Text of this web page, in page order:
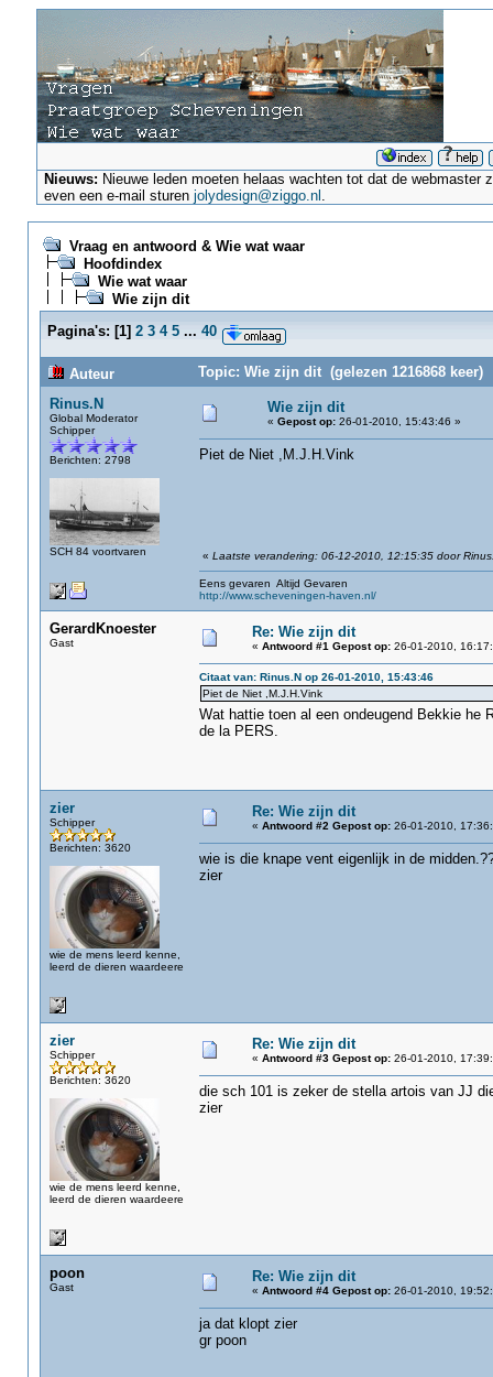
Nieuws: Nieuwe leden moeten helaas wachten tot dat de
even een e-mail sturenjolydesign@ziggo.nl .
Vraag en antwoord & Wie wat waar
Hoofdindex
Wie wat waar
Wie zijn dit
Pagina's: [1] 2 3 4 5 ... 40
Auteur
Topic: Wie zijn dit (gelezen 1216868 keer)
Rinus.N
Global Moderator
Schipper
Berichten: 2798
SCH 84 voortvaren
Wie zijn dit
« Gepost op:26-01-2010, 15:43:46 »
Piet de Niet ,M.J.H.Vink
« Laatste verandering: 06-12-2010, 12:15:35 door
Eens gevaren Altijd Gevaren
http://www.scheveningen-haven.nl/
GerardKnoester
Gast
Re: Wie zijn dit
« Antwoord #1 Gepost op:26-01-2010,
Citaat van: Rinus.N op 26-01-2010, 15:43:46
Piet de Niet ,M.J.H.Vink
Wat hattie toen al een ondeugend Bekkie he
de la PERS.
zier
Schipper
Berichten: 3620
wie de mens leerd kenne,
leerd de dieren waardeere
Re: Wie zijn dit
« Antwoord #2 Gepost op:26-01-2010,
wie is die knape vent eigenlijk in de
zier
zier
Schipper
Berichten: 3620
wie de mens leerd kenne,
leerd de dieren waardeere
Re: Wie zijn dit
« Antwoord #3 Gepost op:26-01-2010,
die sch 101 is zeker de stella artois van JJ
zier
poon
Gast
Re: Wie zijn dit
« Antwoord #4 Gepost op:26-01-2010,
ja dat klopt zier
gr poon